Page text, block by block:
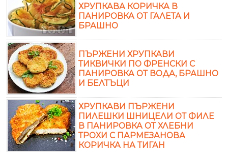
ХРУПКАВА КОРИЧКА В
ПАНИРОВКА ОТ ГАЛЕТА И
БРАШНО
ПЪРЖЕНИ ХРУПКАВИ
ТИКВИЧКИ ПО ФРЕНСКИ С
ПАНИРОВКА ОТ ВОДА, БРАШНО
И БЕЛТЪЦИ
ХРУПКАВИ ПЪРЖЕНИ
ПИЛЕШКИ ШНИЦЕЛИ ОТ ФИЛЕ
В ПАНИРОВКА ОТ ХЛЕБНИ
ТРОХИ С ПАРМЕЗАНОВА
КОРИЧКА НА ТИГАН